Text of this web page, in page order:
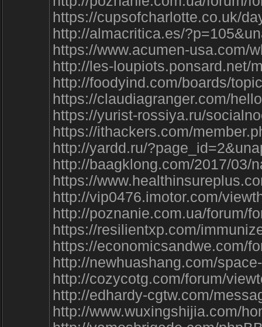
https://cupsofcharlotte.co.uk/
http://almacritica.es/
https://www.acumen-usa.com/
http://les-loupiots.ponsard.net/
http://foodyind.com/boards/
https://claudiagranger.com/
https://yurist-rossiya.ru/
https://ithackers.com/
http://yardd.ru/
http://baagklong.com/2017/03/
https://
http://vip0476.imotor.com/
http://poznanie.com.ua/forum/
https://resilientxp.com/
https://economicsandwe.com/
http://newhuashang.com/
http://cozycotg.com/forum/
http://edhardy-cgtw.com/
http://www.wuxingshijia.com/